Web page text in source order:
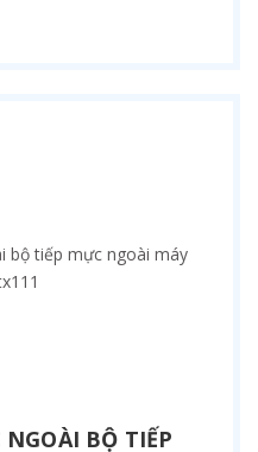
BỘ TIẾP